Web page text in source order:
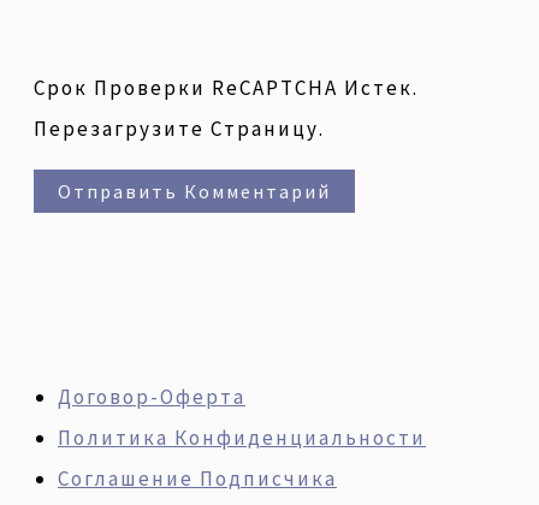
Срок Проверки ReCAPTCHA Истек.
Перезагрузите Страницу.
Договор-Оферта
Политика Конфиденциальности
Соглашение Подписчика